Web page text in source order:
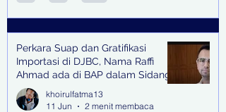
Perkara Suap dan Gratifikasi
Importasi di DJBC, Nama Raffi
Ahmad ada di BAP dalam Sidang
khoirulfatma13
11 Jun
2 menit membaca